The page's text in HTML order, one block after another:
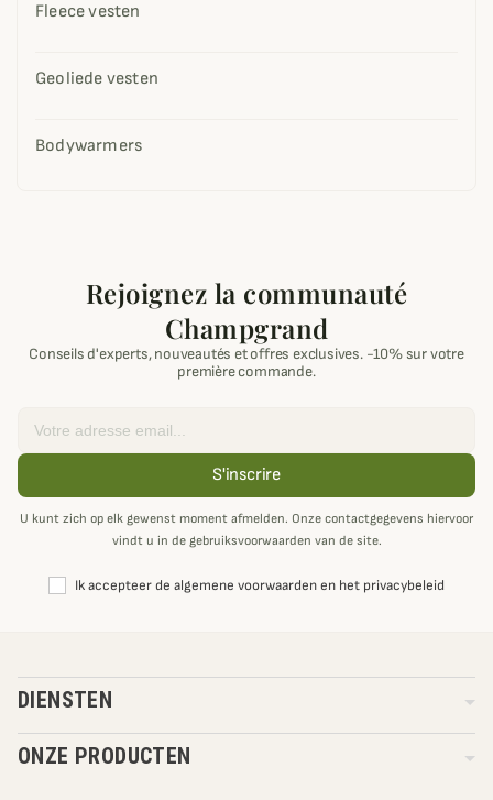
Fleece vesten
Geoliede vesten
Bodywarmers
Rejoignez la communauté
Champgrand
Conseils d'experts, nouveautés et offres exclusives. -10% sur votre
première commande.
S'inscrire
U kunt zich op elk gewenst moment afmelden. Onze contactgegevens hiervoor
vindt u in de gebruiksvoorwaarden van de site.
Ik accepteer de algemene voorwaarden en het privacybeleid
DIENSTEN
ONZE PRODUCTEN